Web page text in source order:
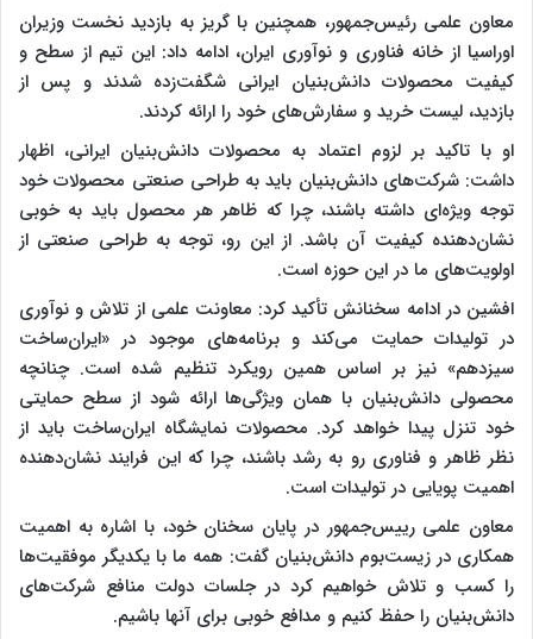
معاون علمی رئیس‌جمهور، همچنین با گریز به بازدید نخست وزیران
اوراسیا از خانه فناوری و نوآوری ایران، ادامه داد: این تیم از سطح و
کیفیت محصولات دانش‌بنیان ایرانی شگفت‌زده شدند و پس از
بازدید، لیست خرید و سفارش‌های خود را ارائه کردند.
او با تاکید بر لزوم اعتماد به محصولات دانش‌بنیان ایرانی، اظهار
داشت: شرکت‌های دانش‌بنیان باید به طراحی صنعتی محصولات خود
توجه ویژه‌ای داشته باشند، چرا که ظاهر هر محصول باید به خوبی
نشان‌دهنده کیفیت آن باشد. از این رو، توجه به طراحی صنعتی از
اولویت‌های ما در این حوزه است.
افشین در ادامه سخنانش تأکید کرد: معاونت علمی از تلاش و نوآوری
در تولیدات حمایت می‌کند و برنامه‌های موجود در «ایران‌ساخت
سیزدهم» نیز بر اساس همین رویکرد تنظیم شده است. چنانچه
محصولی دانش‌بنیان با همان ویژگی‌ها ارائه شود از سطح حمایتی
خود تنزل پیدا خواهد کرد. محصولات نمایشگاه ایران‌ساخت باید از
نظر ظاهر و فناوری رو به رشد باشند، چرا که این فرایند نشان‌دهنده
اهمیت پویایی در تولیدات است.
معاون علمی رییس‌جمهور در پایان سخنان خود، با اشاره به اهمیت
همکاری در زیست‌بوم دانش‌بنیان گفت: همه ما با یکدیگر موفقیت‌ها
را کسب و تلاش خواهیم کرد در جلسات دولت منافع شرکت‌های
دانش‌بنیان را حفظ کنیم و مدافع خوبی برای آنها باشیم.